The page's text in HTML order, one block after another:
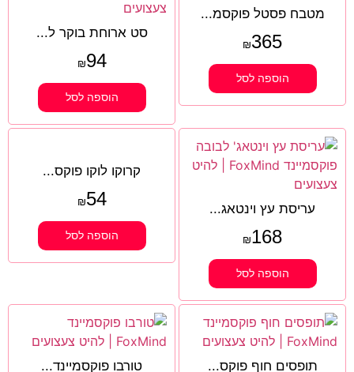
מטבח פסטל פוקסמ...
₪365
הוספה לסל
סט ארוחת בוקר ל...
₪94
הוספה לסל
עריסת עץ וינטאג...
₪168
הוספה לסל
קרוקו לוקו פוקס...
₪54
הוספה לסל
תופסים חוף פוקס... טורבו פוקסמיינד...